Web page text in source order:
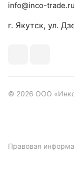
info@inco-trade.ru
г. Якутск, ул.
© 2026 ООО
Правовая